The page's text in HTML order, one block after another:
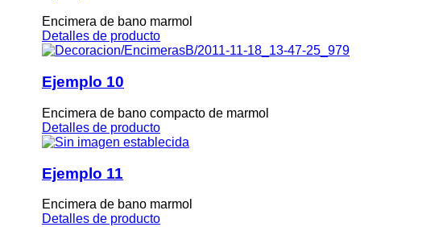
Encimera de bano marmol
Detalles de producto
Ejemplo 10
Encimera de bano compacto de marmol
Detalles de producto
Ejemplo 11
Encimera de bano marmol
Detalles de producto